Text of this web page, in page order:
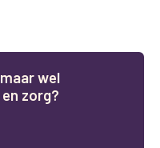
maarwel
en zorg?